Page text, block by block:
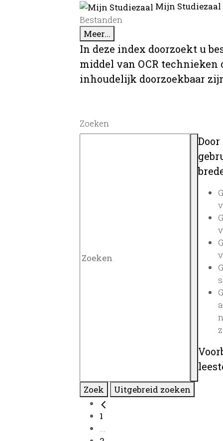
Mijn
Bestanden
Meer...
In deze index doorzoekt u
middel van OCR
inhoudelijk doorzoekbaar
Zoeken
Zoek Uitgebreid zoeken
1
...